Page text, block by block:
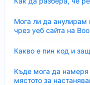
Мога ли да анулирам
чрез уеб сайта на
Какво е пин код и
Къде мога да намеря
мястото за